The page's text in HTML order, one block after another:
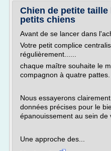
Chien de petite taille
petits chiens
Avant de se lancer dans
Votre petit complice
régulièrement......
chaque maître souhaite le
compagnon à quatre pattes.
Nous essayerons
données précises pour le
épanouissement au sein de
Une approche des...